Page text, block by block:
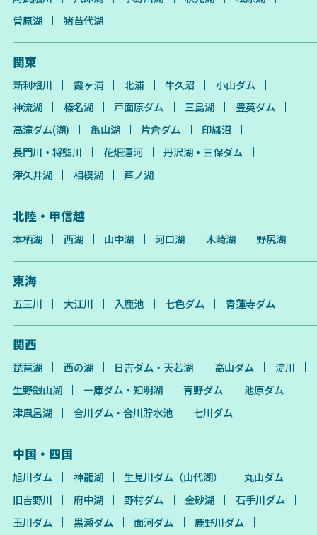
曽原湖
猪苗代湖
関東
新利根川 霞ヶ浦 北浦 牛久沼
小山ダム
神流湖
榛名湖 戸面原ダム 三島湖
豊英ダム
高滝ダム(湖)
亀山湖 片倉ダム
印旛沼
長門川・将監川
花畑運河
丹沢湖・三保ダム
津久井湖
相模湖 芦ノ湖
北陸・甲信越
本栖湖 西湖 山中湖 河口湖 木崎湖 野尻湖
東海
五三川 大江川 入鹿池 七色ダム 青蓮寺ダム
関西
琵琶湖 西の湖 日吉ダム・天若湖 高山ダム
淀川
生野銀山湖
一庫ダム・知明湖 青野ダム
池原ダム
津風呂湖
合川ダム・合川貯水池 七川ダム
中国・四国
旭川ダム 神龍湖 生見川ダム（山代湖）
丸山ダム
旧吉野川
府中湖 野村ダム 金砂湖
石手川ダム
玉川ダム
黒瀬ダム 面河ダム
鹿野川ダム